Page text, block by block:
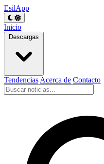
EsilApp
Inicio
Descargas
Tendencias Acerca de Contacto